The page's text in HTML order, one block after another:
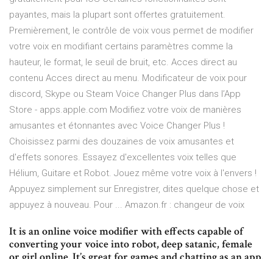
payantes, mais la plupart sont offertes gratuitement.
Premièrement, le contrôle de voix vous permet de modifier
votre voix en modifiant certains paramètres comme la
hauteur, le format, le seuil de bruit, etc. Acces direct au
contenu Acces direct au menu. Modificateur de voix pour
discord, Skype ou Steam ‎Voice Changer Plus dans l’App
Store - apps.apple.com Modifiez votre voix de manières
amusantes et étonnantes avec Voice Changer Plus !
Choisissez parmi des douzaines de voix amusantes et
d'effets sonores. Essayez d'excellentes voix telles que
Hélium, Guitare et Robot. Jouez même votre voix à l'envers !
Appuyez simplement sur Enregistrer, dites quelque chose et
appuyez à nouveau. Pour ... Amazon.fr : changeur de voix
It is an online voice modifier with effects capable of
converting your voice into robot, deep satanic, female